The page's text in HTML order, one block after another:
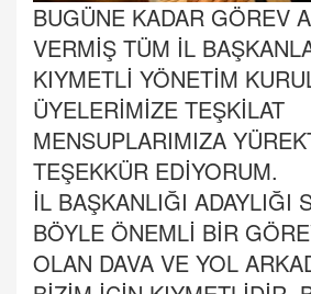
BUGÜNE KADAR GÖREV
VERMİŞ TÜM İL
KIYMETLİ YÖNETİM
ÜYELERİMİZE TEŞKİLAT
MENSUPLARIMIZA
TEŞEKKÜR EDİYORUM.
İL BAŞKANLIĞI ADAYLIĞI
BÖYLE ÖNEMLİ BİR
OLAN DAVA VE YOL